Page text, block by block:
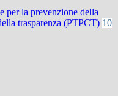
per la prevenzione della
trasparenza (PTPCT) 10